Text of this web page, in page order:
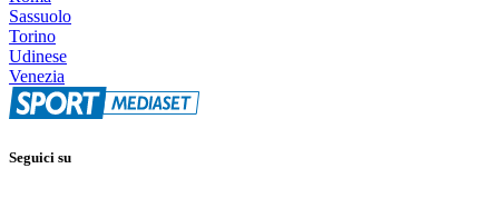
Sassuolo
Torino
Udinese
Venezia
Seguici su